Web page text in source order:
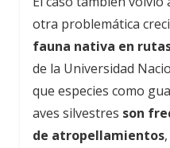
otra problemática
fauna nativa en
de la Universidad
que especies como
aves silvestres son
de atropellamientos